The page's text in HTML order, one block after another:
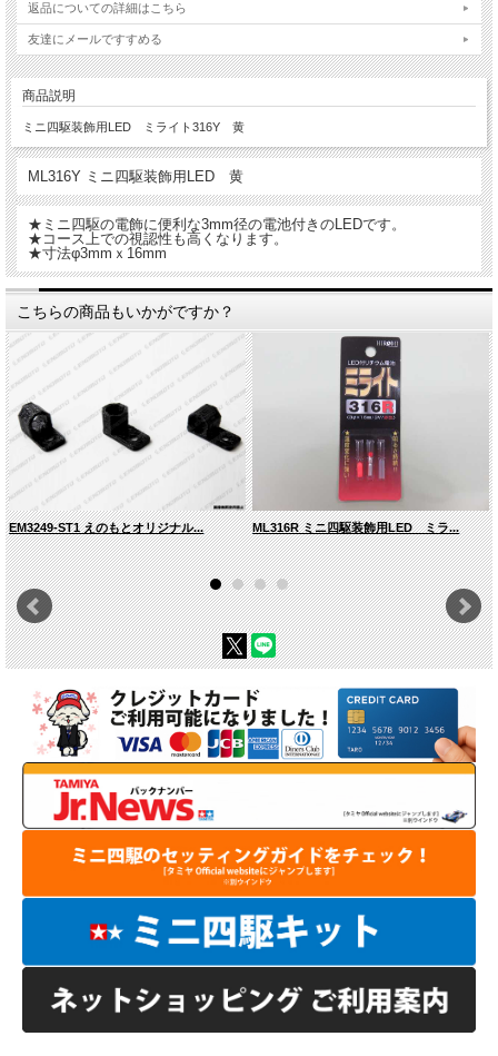
返品についての詳細はこちら
友達にメールですすめる
商品説明
ミニ四駆装飾用LED ミライト316Y 黄
ML316Y ミニ四駆装飾用LED 黄
★ミニ四駆の電飾に便利な3mm径の電池付きのLEDです。
★コース上での視認性も高くなります。
★寸法φ3mmｘ16mm
こちらの商品もいかがですか？
EM3249-ST1 えのもとオリジナル... ML316R ミニ四駆装飾用LED ミラ...